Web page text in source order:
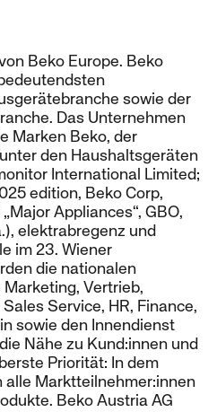
Beko Europe. Beko
sowie der
Das Unternehmen
Marken Beko, der
den Haushaltsgeräten
International Limited;
edition, Beko Corp,
Appliances“, GBO,
elektrabregenz und
im 23. Wiener
die nationalen
Vertrieb,
Service, HR, Finance,
sowie den Innendienst
Nähe zu Kund:innen und
Priorität: In dem
Marktteilnehmer:innen
Beko Austria AG